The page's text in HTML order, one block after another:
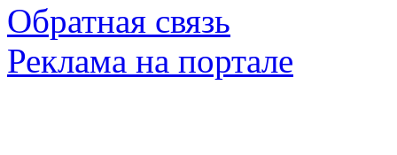
Обратная связь
Реклама на портале